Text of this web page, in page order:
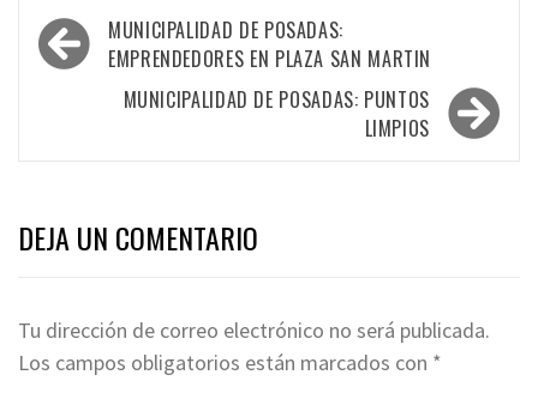
Navegación
de
entradas
MUNICIPALIDAD DE POSADAS:
EMPRENDEDORES EN PLAZA SAN MARTIN
MUNICIPALIDAD DE POSADAS: PUNTOS
LIMPIOS
DEJA UN COMENTARIO
Tu dirección de correo electrónico no será publicada.
Los campos obligatorios están marcados con *